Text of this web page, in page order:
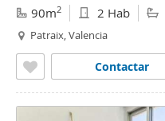
90m2 2 Hab
Patraix, Valencia
Contactar